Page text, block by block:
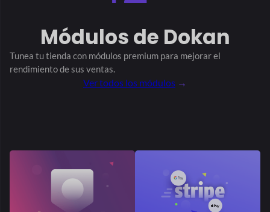
Reportar abuso Elementor
Raya conectar Seguir tienda